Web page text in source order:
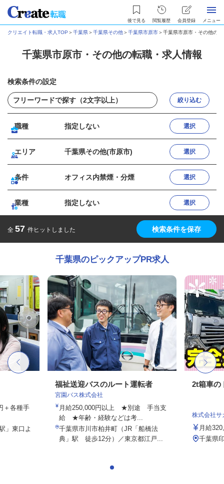
後で見る 閲覧履歴 会員登録 メニュー
クリエイト転職・求人TOP ＞千葉県＞千葉県その他＞千葉県市原市＞千葉県市原市・その他の
千葉県市原市・その他の転職・求人情報
検索条件の設定
絞り込む
職種 指定しない 選択
エリア 千葉県その他(市原市) 選択
条件 オフィス内禁煙・分煙 選択
業種 指定しない 選択
全 57 件ヒットしました 検索条件を保存
千葉県のピックアップPR求人
＋各種手
」東口よ
福祉送迎バスのルート運転者
宮園バス株式会社
月給250,000円以上 ★別途 手当支
給 ★年齢・経験などは考...
千葉県市川市柏井町（JR「船橋法
典」駅 徒歩12分）／東京都江戸...
2t箱車の
株式会社サ
月給
千葉県